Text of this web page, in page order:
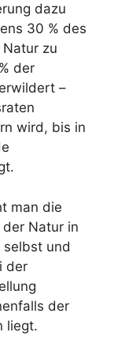
dazu
30 % des
zu
der
–
wird, bis in
man die
Natur in
und
der
der
liegt.